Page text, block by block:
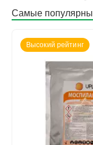
Самые
Высокий рейтинг